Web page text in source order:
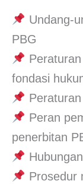
Undang-
PBG
fondasi
Peran
penerbitan
Prosedur